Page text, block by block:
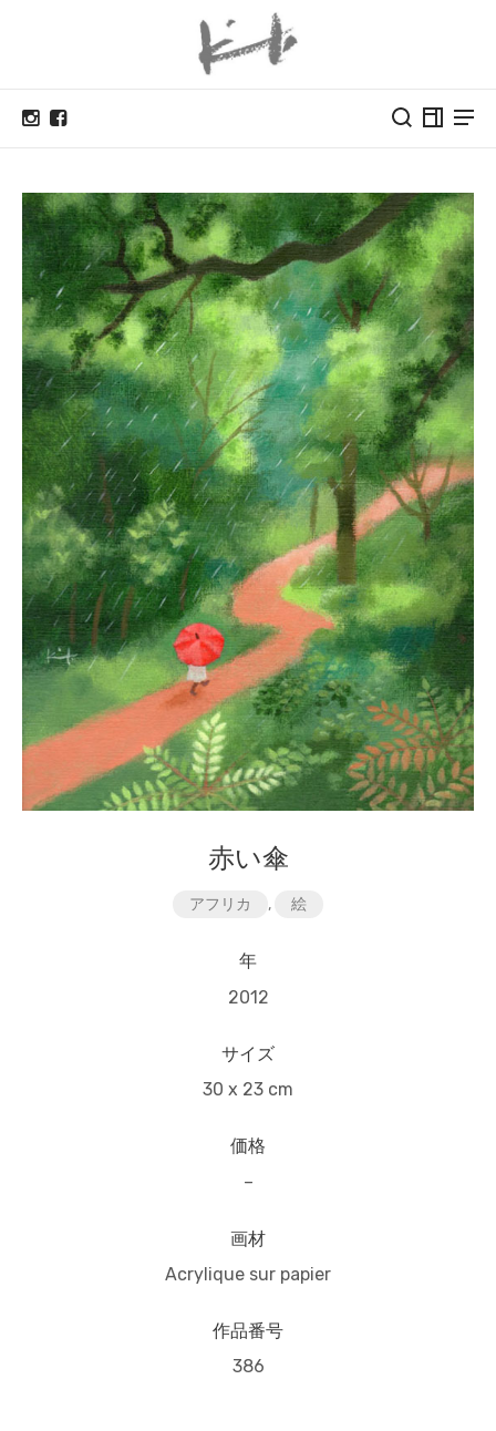
赤い傘
アフリカ , 絵
年
2012
サイズ
30 x 23 cm
価格
–
画材
Acrylique sur papier
作品番号
386